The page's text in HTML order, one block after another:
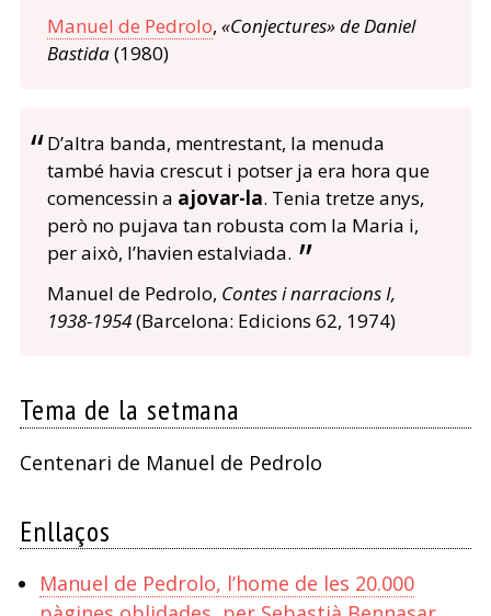
Manuel de Pedrolo, «Conjectures» de Daniel
Bastida(1980)
D’altra banda, mentrestant, la menuda
també havia crescut i potser ja era hora que
comencessin a ajovar-la. Tenia tretze anys,
però no pujava tan robusta com la Maria i,
per això, l’havien estalviada.
Manuel de Pedrolo, Contes i narracions I,
1938-1954(Barcelona: Edicions 62, 1974)
Tema de la setmana
Centenari de Manuel de Pedrolo
Enllaços
Manuel de Pedrolo, l’home de les 20.000